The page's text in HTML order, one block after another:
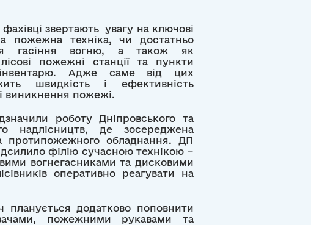
фахівці звертають увагу на ключові
пожежна техніка, чи достатньо
гасіння вогню, а також як
пожежні станції та пункти
Адже саме від цих
швидкість і ефективність
виникнення пожежі.
роботу Дніпровського та
надлісництв, де зосереджена
протипожежного обладнання. ДП
філію сучасною технікою –
вогнегасниками та дисковими
оперативно реагувати на
планується додатково поповнити
пожежними рукавами та